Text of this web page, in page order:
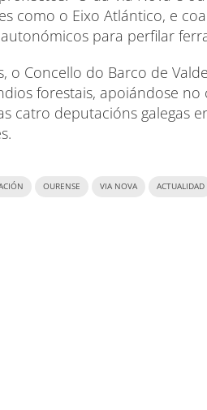
como o Eixo Atlántico, e
para perfilar
o Concello do Barco de
forestais, apoiándose
catro deputacións galegas
OURENSE VIA NOVA ACTUALIDAD